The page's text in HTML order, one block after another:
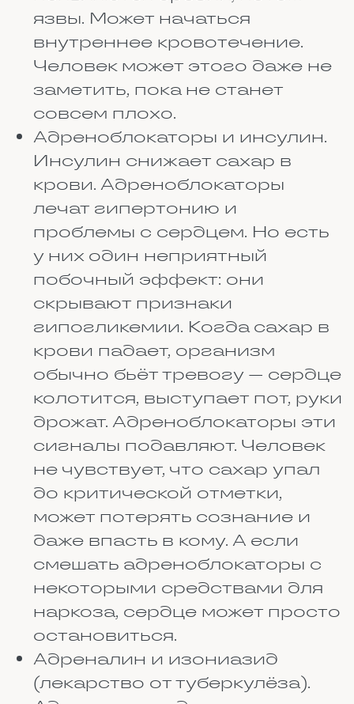
примеру, лекарства с железом,
левотироксин (он нужен для
щитовидки) и антибиотик
тетрациклин. Их обязательно
принимать до еды. Если
выпьете после, они толком не
насмарку.
Во время еды. Некоторые
препараты лучше работают в
паре с пищей. Например,
ферменты для пищеварения
пьют прямо во время еды.
Гормональные препараты
тоже лучше принимать вместе
с пищей — так организм легче
их переносит и желудок не
После еды. Если подождать
полчаса или час после еды и
только потом выпить таблетку,
желудок пострадает намного
меньше. Особенно это важно
для средств от воспаления,
например ибупрофена или
диклофенака. Если
проглотить их на голодный
боль, а то и язву. Метформин
(лекарство от диабета) тоже
пьют после еды, чтобы
уменьшить тошноту.
Запивать таблетки лучше
обычной водой. Соком, молоком,
кофе или чаем — рискованно.
Например, грейпфрутовый сок
может усилить действие
некоторых лекарств в несколько
раз, что приведёт к
передозировке. Молоко снижает
эффективность антибиотиков. А